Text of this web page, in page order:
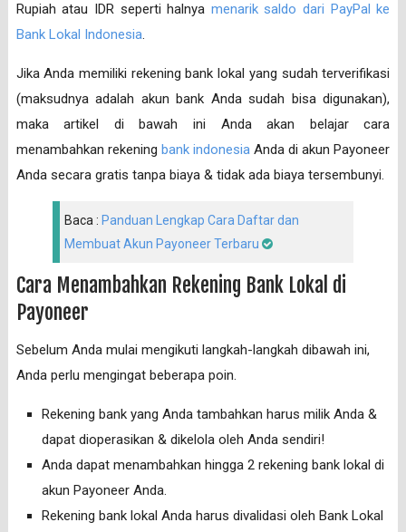
Rupiah atau IDR seperti halnya menarik saldo dari PayPal ke
Bank Lokal Indonesia.
Jika Anda memiliki rekening bank lokal yang sudah terverifikasi
(maksudnya adalah akun bank Anda sudah bisa digunakan),
maka artikel di bawah ini Anda akan belajar cara
menambahkan rekening bank indonesiaAnda di akun Payoneer
Anda secara gratis tanpa biaya & tidak ada biaya tersembunyi.
Baca : Panduan Lengkap Cara Daftar dan
Membuat Akun Payoneer Terbaru
Cara Menambahkan Rekening Bank Lokal di
Payoneer
Sebelum Anda mulai mengikuti langkah-langkah dibawah ini,
Anda perlu mengingat beberapa poin.
Rekening bank yang Anda tambahkan harus milik Anda &
dapat dioperasikan & dikelola oleh Anda sendiri!
Anda dapat menambahkan hingga 2 rekening bank lokal di
akun Payoneer Anda.
Rekening bank lokal Anda harus divalidasi oleh Bank Lokal